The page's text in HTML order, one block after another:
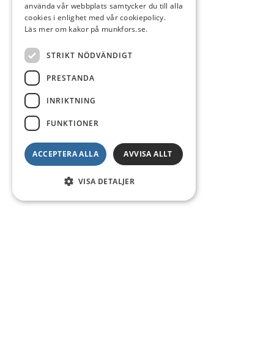
använda vår webbplats samtycker du till alla
cookies i enlighet med vår cookiepolicy.
Läs mer om kakor på munkfors.se.
STRIKT NÖDVÄNDIGT
PRESTANDA
INRIKTNING
FUNKTIONER
ACCEPTERA ALLA AVVISA ALLT
VISA DETALJER